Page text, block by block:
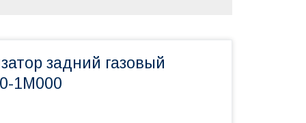
задний газовый
1M000